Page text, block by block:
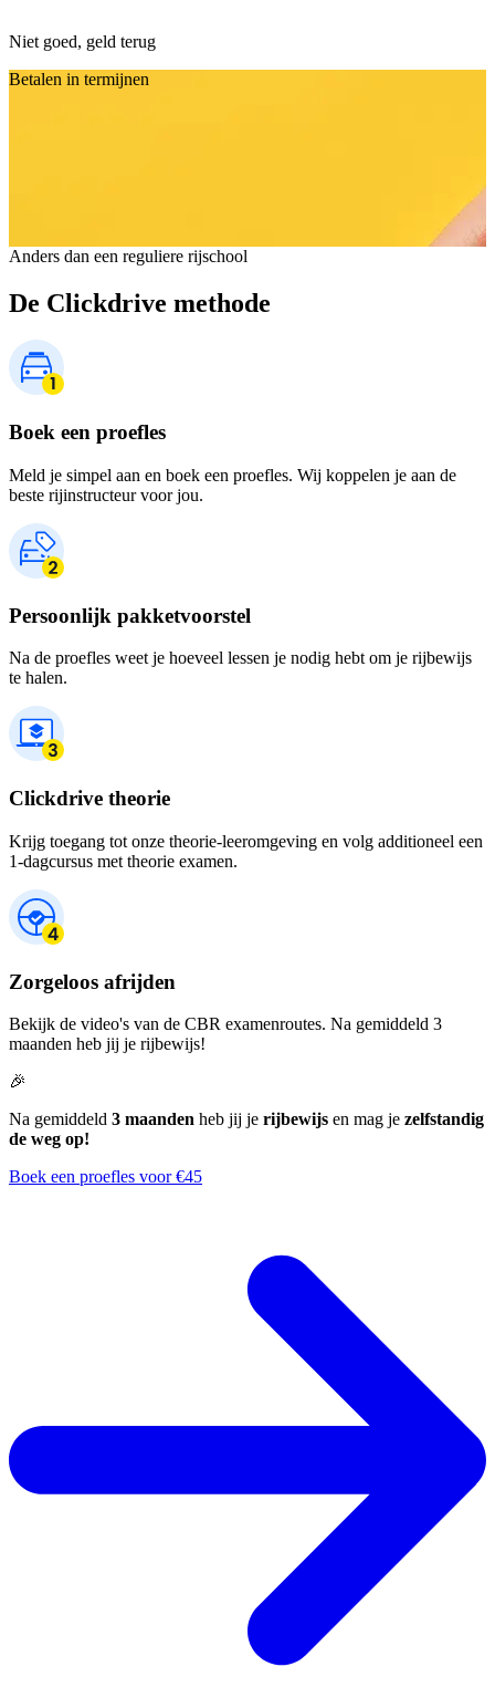
Niet goed, geld terug
Betalen in termijnen
Anders dan een reguliere rijschool
De Clickdrive methode
Boek een proefles
Meld je simpel aan en boek een proefles. Wij koppelen je aan de
beste rijinstructeur voor jou.
Persoonlijk pakketvoorstel
Na de proefles weet je hoeveel lessen je nodig hebt om je rijbewijs
te halen.
Clickdrive theorie
Krijg toegang tot onze theorie-leeromgeving en volg additioneel een
1-dagcursus met theorie examen.
Zorgeloos afrijden
Bekijk de video's van de CBR examenroutes. Na gemiddeld 3
maanden heb jij je rijbewijs!
🎉
Na gemiddeld 3 maanden heb jij je rijbewijs en mag je zelfstandig
de weg op!
Boek een proefles voor €45